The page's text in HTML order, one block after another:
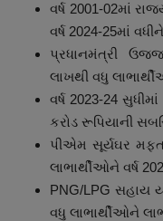
વર્ષ 2001-02માં
વર્ષ 2024-25માં
પ્રધાનમંત્રી
લાખથી વધુ
વર્ષ 2023-24
કરોડ રૂપિયાની
પીએમ સૂર્યઘર
લાભાર્થીઓને વર્ષ
PNG/LPG સહાય
વધુ લાભાર્થીઓને